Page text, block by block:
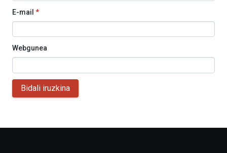
E-mail *
Webgunea
Bidali iruzkina